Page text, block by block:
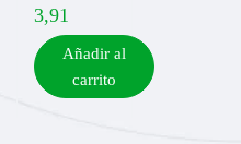
3,91
Añadir al
carrito